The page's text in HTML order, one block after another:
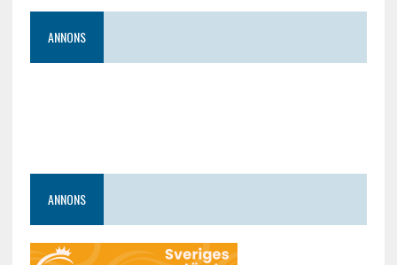
ANNONS
ANNONS